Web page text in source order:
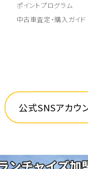
ポイントプログラム
中古車査定・購入ガイド
公式SNSアカウ